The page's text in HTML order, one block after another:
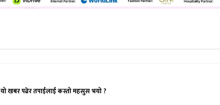
यो खबर पढेर तपाईलाई कस्तो महसुस भयो ?